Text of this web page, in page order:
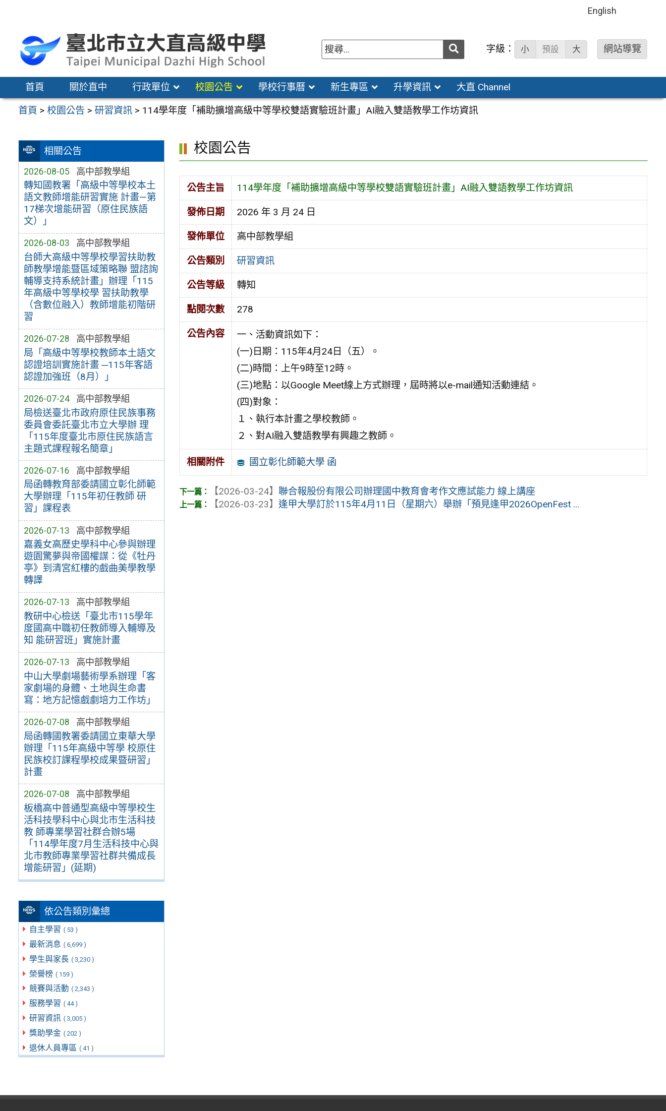
區
English
送出 字級： 小 預設 大 網站導覽
首頁 關於直中 行政單位 校園公告 學校行事曆 新生專區 升學資訊 大直 Channel
首頁 >校園公告 >研習資訊 > 114學年度「補助擴增高級中等學校雙語實驗班計畫」AI融入雙語教學工作坊資訊
相關公告
2026-08-05 高中部教學組
轉知國教署「高級中等學校本土
語文教師增能研習實施 計畫—第
17梯次增能研習（原住民族語
文）」
2026-08-03 高中部教學組
台師大高級中等學校學習扶助教
師教學增能暨區域策略聯 盟諮詢
輔導支持系統計畫」辦理「115
年高級中等學校學 習扶助教學
（含數位融入）教師增能初階研
習
2026-07-28 高中部教學組
局「高級中等學校教師本土語文
認證培訓實施計畫 ─115年客語
認證加強班（8月）」
2026-07-24 高中部教學組
局檢送臺北市政府原住民族事務
委員會委託臺北市立大學辦 理
「115年度臺北市原住民族語言
主題式課程報名簡章」
2026-07-16 高中部教學組
局函轉教育部委請國立彰化師範
大學辦理「115年初任教師 研
習」課程表
2026-07-13 高中部教學組
嘉義女高歷史學科中心參與辦理
遊園驚夢與帝國權謀：從《牡丹
亭》到清宮紅樓的戲曲美學教學
轉譯
2026-07-13 高中部教學組
教研中心檢送「臺北市115學年
度國高中職初任教師導入輔導及
知 能研習班」實施計畫
2026-07-13 高中部教學組
中山大學劇場藝術學系辦理「客
家劇場的身體、土地與生命書
寫：地方記憶戲劇培力工作坊」
2026-07-08 高中部教學組
局函轉國教署委請國立東華大學
辦理「115年高級中等學 校原住
民族校訂課程學校成果暨研習」
計畫
2026-07-08 高中部教學組
板橋高中普通型高級中等學校生
活科技學科中心與北市生活科技
教 師專業學習社群合辦5場
「114學年度7月生活科技中心與
北市教師專業學習社群共備成長
增能研習」(延期)
依公告類別彙總
自主學習 ( 53 )
最新消息 ( 6,699 )
學生與家長 ( 3,230 )
榮譽榜 ( 159 )
競賽與活動 ( 2,343 )
服務學習 ( 44 )
研習資訊 ( 3,005 )
獎助學金 ( 202 )
退休人員專區 ( 41 )
校園公告
公告主旨 114學年度「補助擴增高級中等學校雙語實驗班計畫」AI融入雙語教學工作坊資訊
發佈日期 2026 年 3 月 24 日
發佈單位 高中部教學組
公告類別 研習資訊
公告等級 轉知
點閱次數 278
公告內容
一、活動資訊如下：
(一)日期：115年4月24日（五）。
(二)時間：上午9時至12時。
(三)地點：以Google Meet線上方式辦理，屆時將以e-mail通知活動連結。
(四)對象：
１、執行本計畫之學校教師。
２、對AI融入雙語教學有興趣之教師。
相關附件 國立彰化師範大學 函
【2026-03-24】聯合報股份有限公司辦理國中教育會考作文應試能力 線上講座
【2026-03-23】逢甲大學訂於115年4月11日（星期六）舉辦「預見逢甲2026OpenFest ...